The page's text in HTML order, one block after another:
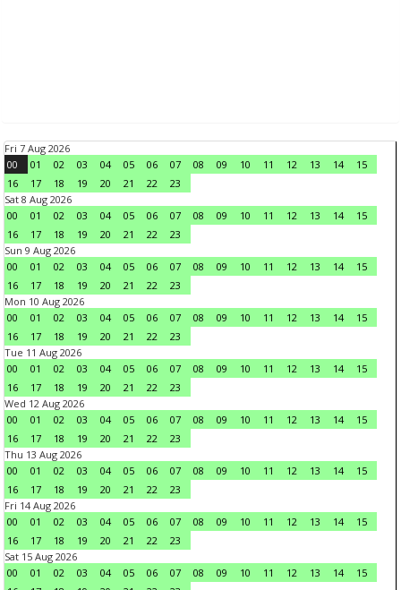
Fri 7 Aug 2026
00
01 02 03 04 05 06 07 08 09 10 11 12 13 14
15
16
17 18 19 20 21 22
23
Sat 8 Aug 2026
00
01 02 03 04 05 06 07 08 09 10 11 12 13 14
15
16
17 18 19 20 21 22
23
Sun 9 Aug 2026
00
01 02 03 04 05 06 07 08 09 10 11 12 13 14
15
16
17 18 19 20 21 22
23
Mon 10 Aug 2026
00
01 02 03 04 05 06 07 08 09 10 11 12 13 14
15
16
17 18 19 20 21 22
23
Tue 11 Aug 2026
00
01 02 03 04 05 06 07 08 09 10 11 12 13 14
15
16
17 18 19 20 21 22
23
Wed 12 Aug 2026
00
01 02 03 04 05 06 07 08 09 10 11 12 13 14
15
16
17 18 19 20 21 22
23
Thu 13 Aug 2026
00
01 02 03 04 05 06 07 08 09 10 11 12 13 14
15
16
17 18 19 20 21 22
23
Fri 14 Aug 2026
00
01 02 03 04 05 06 07 08 09 10 11 12 13 14
15
16
17 18 19 20 21 22
23
Sat 15 Aug 2026
00
01 02 03 04 05 06 07 08 09 10 11 12 13 14
15